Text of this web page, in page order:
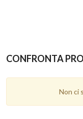
CONFRONTA
Non ci